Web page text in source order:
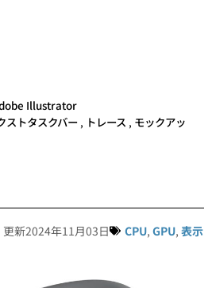
Illustrator
ストタスクバー , トレース , モックアッ
更新2024年11月03日 CPU, GPU, 表示